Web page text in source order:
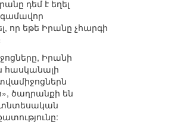
դեմ է եղել
որ եթե Իրանը չհարգի
Իրանի
հասկանալի
ծաղրանքի են
տնտեսական